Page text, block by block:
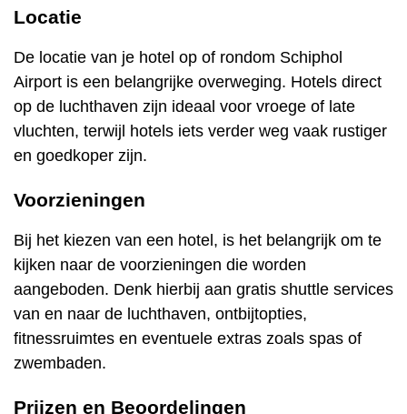
Locatie
De locatie van je hotel op of rondom Schiphol
Airport is een belangrijke overweging. Hotels direct
op de luchthaven zijn ideaal voor vroege of late
vluchten, terwijl hotels iets verder weg vaak rustiger
en goedkoper zijn.
Voorzieningen
Bij het kiezen van een hotel, is het belangrijk om te
kijken naar de voorzieningen die worden
aangeboden. Denk hierbij aan gratis shuttle services
van en naar de luchthaven, ontbijtopties,
fitnessruimtes en eventuele extras zoals spas of
zwembaden.
Prijzen en Beoordelingen